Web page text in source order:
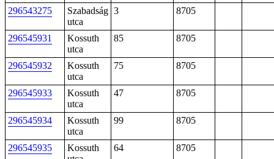
296543275
Szabadság
utca
3 8705
296545931
Kossuth
utca
85 8705
296545932
Kossuth
utca
75 8705
296545933
Kossuth
utca
47 8705
296545934
Kossuth
utca
99 8705
296545935
Kossuth
64 8705